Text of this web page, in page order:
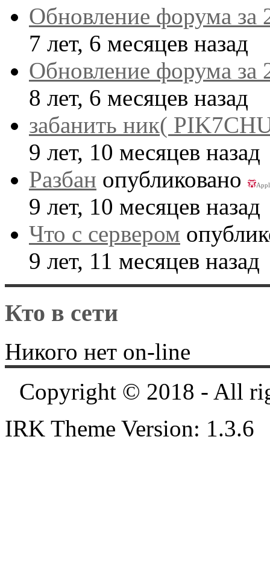
Обновление форума за
7 лет, 6 месяцев назад
Обновление форума за
8 лет, 6 месяцев назад
забанить ник(
9 лет, 10 месяцев назад
Разбан опубликовано
9 лет, 10 месяцев назад
Что с сервером
9 лет, 11 месяцев назад
Кто в сети
Никого нет on-line
Copyright © 2018 - All
IRK Theme Version: 1.3.6